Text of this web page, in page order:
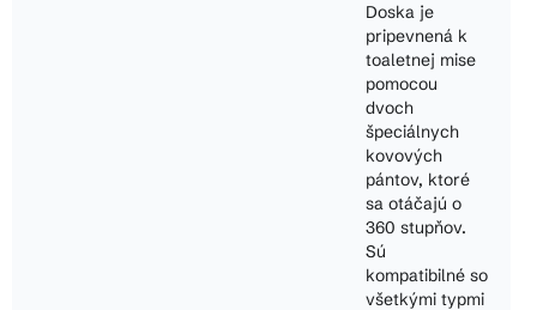
Doska je
pripevnená k
toaletnej mise
pomocou
dvoch
špeciálnych
kovových
pántov, ktoré
sa otáčajú o
360 stupňov.
Sú
kompatibilné so
všetkými typmi